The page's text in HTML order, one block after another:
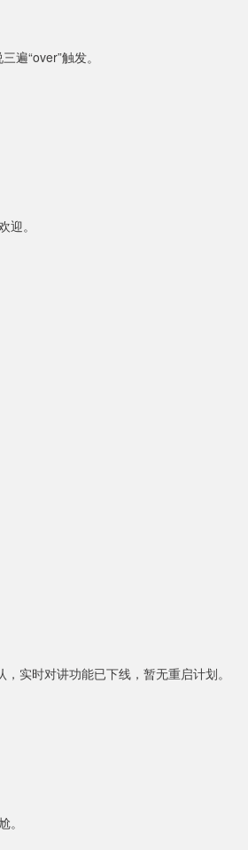
遍“over”触发。
。
实时对讲功能已下线，暂无重启计划。